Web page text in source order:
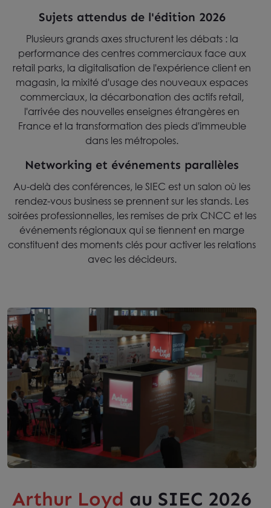
Sujets attendus de l'édition 2026
Plusieurs grands axes structurent les débats : la
performance des centres commerciaux face aux
retail parks, la digitalisation de l'expérience client en
magasin, la mixité d'usage des nouveaux espaces
commerciaux, la décarbonation des actifs retail,
l'arrivée des nouvelles enseignes étrangères en
France et la transformation des pieds d'immeuble
dans les métropoles.
Networking et événements parallèles
Au-delà des conférences, le SIEC est un salon où les
rendez-vous business se prennent sur les stands. Les
soirées professionnelles, les remises de prix CNCC et les
événements régionaux qui se tiennent en marge
constituent des moments clés pour activer les relations
avec les décideurs.
Arthur Loyd au SIEC 2026